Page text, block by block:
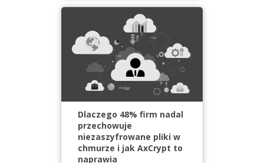
Dlaczego 48% firm nadal
przechowuje
niezaszyfrowane pliki w
chmurze i jak AxCrypt to
naprawia